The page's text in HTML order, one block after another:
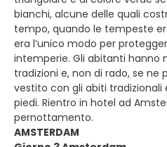
bianchi, alcune delle quali
tempo, quando le tempeste
era l’unico modo per
intemperie. Gli abitanti hanno
tradizioni e, non di rado, se
vestito con gli abiti tradizionali
piedi. Rientro in hotel ad
pernottamento.
AMSTERDAM